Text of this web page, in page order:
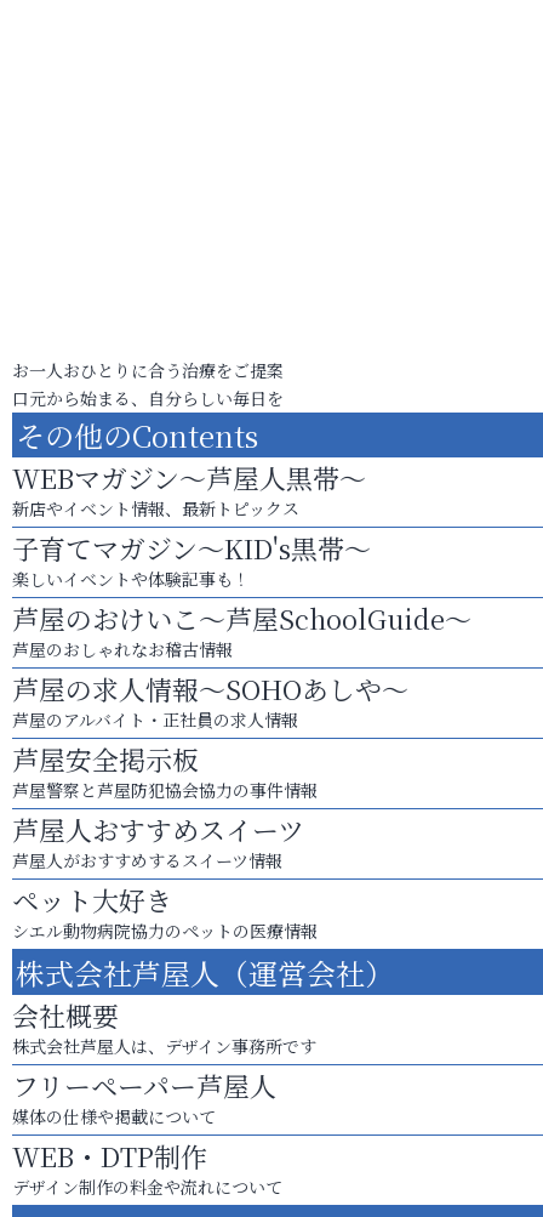
お一人おひとりに合う治療をご提案
口元から始まる、自分らしい毎日を
その他のContents
WEBマガジン～芦屋人黒帯～
新店やイベント情報、最新トピックス
子育てマガジン～KID's黒帯～
楽しいイベントや体験記事も！
芦屋のおけいこ～芦屋SchoolGuide～
芦屋のおしゃれなお稽古情報
芦屋の求人情報～SOHOあしや～
芦屋のアルバイト・正社員の求人情報
芦屋安全掲示板
芦屋警察と芦屋防犯協会協力の事件情報
芦屋人おすすめスイーツ
芦屋人がおすすめするスイーツ情報
ペット大好き
シエル動物病院協力のペットの医療情報
株式会社芦屋人（運営会社）
会社概要
株式会社芦屋人は、デザイン事務所です
フリーペーパー芦屋人
媒体の仕様や掲載について
WEB・DTP制作
デザイン制作の料金や流れについて